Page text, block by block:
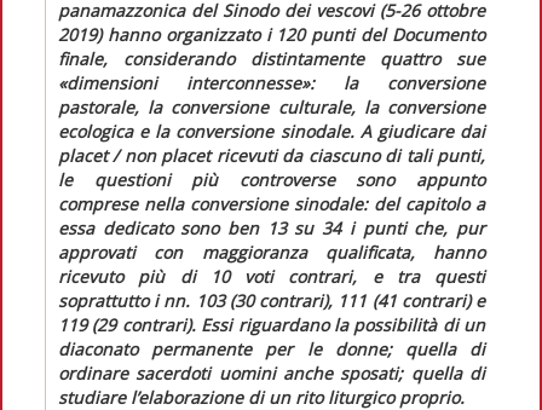
panamazzonica del Sinodo dei vescovi (5-26 ottobre
2019) hanno organizzato i 120 punti del Documento
finale, considerando distintamente quattro sue
«dimensioni interconnesse»: la conversione
pastorale, la conversione culturale, la conversione
ecologica e la conversione sinodale. A giudicare dai
placet / non placetricevuti da ciascuno di tali punti,
le questioni più controverse sono appunto
comprese nella conversione sinodale: del capitolo a
essa dedicato sono ben 13 su 34 i punti che, pur
approvati con maggioranza qualificata, hanno
ricevuto più di 10 voti contrari, e tra questi
soprattutto i nn. 103 (30 contrari), 111 (41 contrari) e
119 (29 contrari). Essi riguardano la possibilità di un
diaconato permanente per le donne; quella di
ordinare sacerdoti uomini anche sposati; quella di
studiare l’elaborazione di un rito liturgico proprio.